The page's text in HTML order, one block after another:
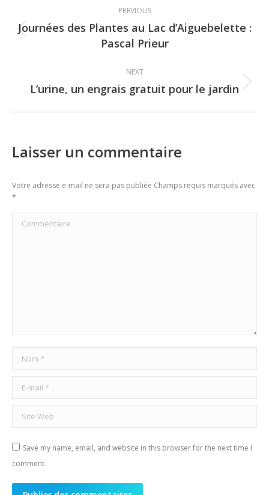
navigation
PREVIOUS
Previous
post:
Journées des Plantes au Lac d’Aiguebelette :
Pascal Prieur
NEXT
Next
L’urine, un engrais gratuit pour le jardin
Laisser un commentaire
Votre adresse e-mail ne sera pas publiée Champs requis marqués avec
*
Commentaire
Nom *
E-mail *
Site Web
Save my name, email, and website in this browser for the next time I
comment.